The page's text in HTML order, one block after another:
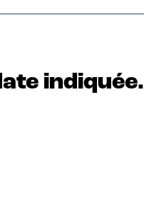
indiquée.